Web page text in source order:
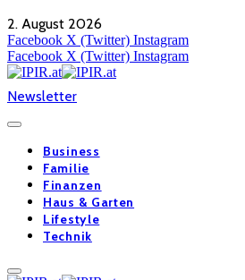
2. August 2026
Facebook X (Twitter) Instagram
Facebook X (Twitter) Instagram
Newsletter
Business
Familie
Finanzen
Haus & Garten
Lifestyle
Technik